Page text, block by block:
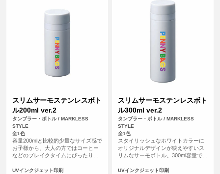
スリムサーモステンレスボト
ル200ml ver.2
タンブラー・ボトル / MARKLESS
STYLE
全1色
容量200mlと比較的少量なサイズ感で
お子様から、大人の方ではコーヒー
などのブレイクタイムにぴったりな
工で保温保冷機能を高め、ステンレ
UVインクジェット印刷
スリムサーモステンレスボト
ル300ml ver.2
タンブラー・ボトル / MARKLESS
STYLE
全1色
スタイリッシュなホワイトカラーに
オリジナルデザインが映えやすいス
リムなサーモボトル。300ml容量で日
などにもおすすめなアイテムです。
UVインクジェット印刷